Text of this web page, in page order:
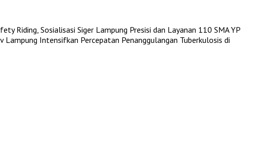
Riding, Sosialisasi Siger Lampung Presisi dan Layanan 110 SMA YP
Lampung Intensifkan Percepatan Penanggulangan Tuberkulosis di